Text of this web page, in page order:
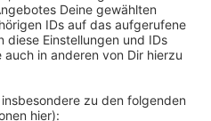
Eintrittskarten
Termin keine Zeit hat,
an den entsprechenden
so das